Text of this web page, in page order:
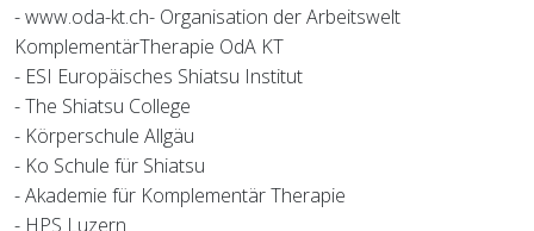
- www.oda-kt.ch- Organisation der Arbeitswelt
KomplementärTherapie OdA KT
- ESI Europäisches Shiatsu Institut
- The Shiatsu College
- Körperschule Allgäu
- Ko Schule für Shiatsu
- Akademie für Komplementär Therapie
- HPS Luzern